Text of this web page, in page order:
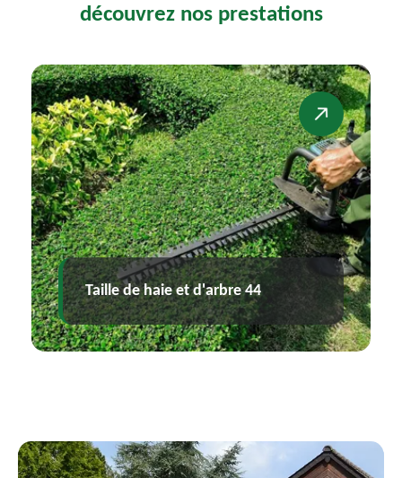
découvrez nos prestations
Broyage et évacuation des déchets
verts 44